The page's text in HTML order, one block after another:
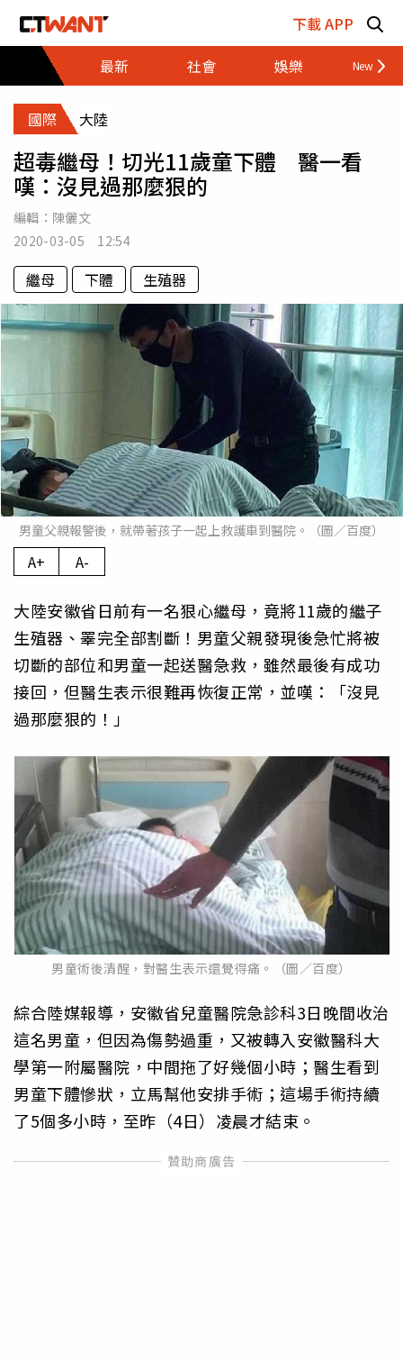
下載 APP
最新
社會 娛樂 財經
國際 大陸
超毒繼母！切光11歲童下體 醫一看
嘆：沒見過那麼狠的
編輯： 陳儷文
2020-03-05 12:54
繼母 下體 生殖器
男童父親報警後，就帶著孩子一起上救護車到醫院。（圖／百度）
A+ A-
大陸安徽省日前有一名狠心繼母，竟將11歲的繼子
生殖器、睪完全部割斷！男童父親發現後急忙將被
切斷的部位和男童一起送醫急救，雖然最後有成功
接回，但醫生表示很難再恢復正常，並嘆：「沒見
過那麼狠的！」
男童術後清醒，對醫生表示還覺得痛。（圖／百度）
綜合陸媒報導，安徽省兒童醫院急診科3日晚間收治
這名男童，但因為傷勢過重，又被轉入安徽醫科大
學第一附屬醫院，中間拖了好幾個小時；醫生看到
男童下體慘狀，立馬幫他安排手術；這場手術持續
了5個多小時，至昨（4日）凌晨才結束。